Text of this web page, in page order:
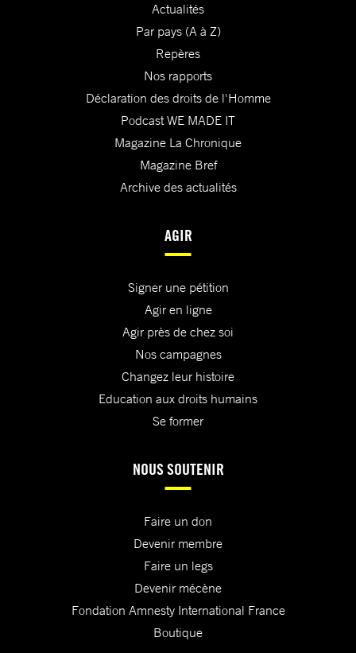
Actualités
Par pays (A à Z)
Repères
Nos rapports
Déclaration des droits de l'Homme
Podcast WE MADE IT
Magazine La Chronique
Magazine Bref
Archive des actualités
AGIR
Signer une pétition
Agir en ligne
Agir près de chez soi
Nos campagnes
Changez leur histoire
Education aux droits humains
Se former
NOUS SOUTENIR
Faire un don
Devenir membre
Faire un legs
Devenir mécène
Fondation Amnesty International France
Boutique